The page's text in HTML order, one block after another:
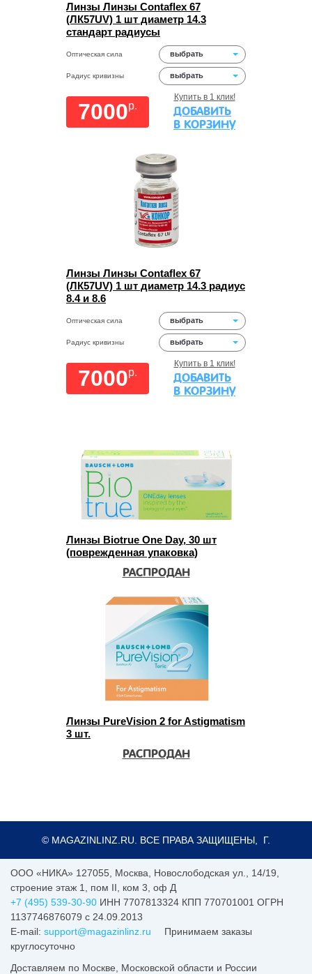
Линзы Линзы Contaflex 67
(ЛК57UV) 1 шт диаметр 14.3
стандарт радиусы
Оптическая сила выбрать
Радиус кривизны выбрать
7000p.
Купить в 1 клик!
ДОБАВИТЬ
В КОРЗИНУ
Линзы Линзы Contaflex 67
(ЛК57UV) 1 шт диаметр 14.3 радиус
8.4 и 8.6
Оптическая сила выбрать
Радиус кривизны выбрать
7000p.
Купить в 1 клик!
ДОБАВИТЬ
В КОРЗИНУ
Линзы Biotrue One Day, 30 шт
(поврежденная упаковка)
РАСПРОДАН
Линзы PureVision 2 for Astigmatism
3 шт.
РАСПРОДАН
© MAGAZINLINZ.RU. ВСЕ ПРАВА ЗАЩИЩЕНЫ, Г.
ООО «НИКА» 127055 Москва
Новослободская ул., 14/19,
строение этаж 1, пом II, ком 3, оф Д
+7 (495) 539-30-90 ИНН 7707813324 КПП 770701001 ОГРН
1137746876079 с 24.09.2013
E-mail: support@magazinlinz.ru
Принимаем заказы
круглосуточно
Доставляем по Москве, Московской области и России